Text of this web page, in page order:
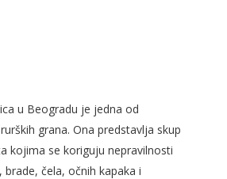
u Beogradu je jedna od
grana. Ona predstavlja skup
kojima se koriguju nepravilnosti
brade, čela, očnih kapaka i